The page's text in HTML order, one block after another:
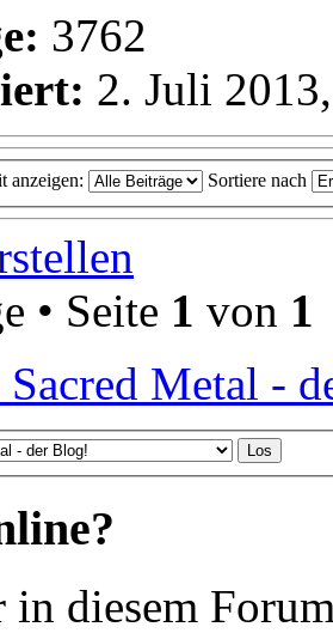
3762
2. Juli
anzeigen: Sortiere nach
• Seite 1 von 1
Metal -
diesem